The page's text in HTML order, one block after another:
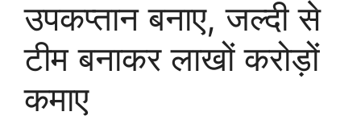
उपकप्तान बनाए, जल्दी से
टीम बनाकर लाखों करोड़ों
कमाए